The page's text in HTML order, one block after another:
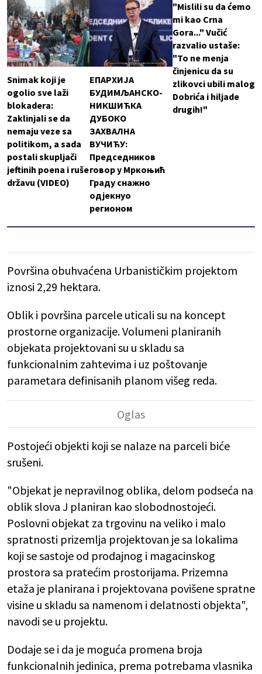
Snimak koji je
ogolio sve laži
blokadera:
Zaklinjali se da
nemaju veze sa
politikom, a sada
postali skupljači
jeftinih poena i ruše
državu (VIDEO)
ЕПАРХИЈА
БУДИМЉАНСКО-
НИКШИЋКА
ДУБОКО
ЗАХВАЛНА
ВУЧИЋУ:
Председников
говор у Мркоњић
Граду снажно
одјекнуо
регионом
"Mislili su da ćemo
mi kao Crna
Gora..." Vučić
razvalio ustaše:
"To ne menja
činjenicu da su
zlikovci ubili malog
Dobrića i hiljade
drugih!"
Površina obuhvaćena Urbanističkim projektom
iznosi 2,29 hektara.
Oblik i površina parcele uticali su na koncept
prostorne organizacije. Volumeni planiranih
objekata projektovani su u skladu sa
funkcionalnim zahtevima i uz poštovanje
parametara definisanih planom višeg reda.
Postojeći objekti koji se nalaze na parceli biće
srušeni.
"Objekat je nepravilnog oblika, delom podseća na
oblik slova J planiran kao slobodnostojeći.
Poslovni objekat za trgovinu na veliko i malo
spratnosti prizemlja projektovan je sa lokalima
koji se sastoje od prodajnog i magacinskog
prostora sa pratećim prostorijama. Prizemna
etaža je planirana i projektovana povišene spratne
visine u skladu sa namenom i delatnosti objekta",
navodi se u projektu.
Dodaje se i da je moguća promena broja
funkcionalnih jedinica, prema potrebama vlasnika